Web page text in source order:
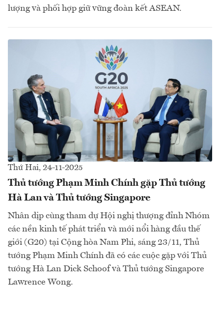
lượng và phối hợp giữ vững đoàn kết ASEAN.
Thứ Hai, 24-11-2025
Thủ tướng Phạm Minh Chính gặp Thủ tướng
Hà Lan và Thủ tướng Singapore
Nhân dịp cùng tham dự Hội nghị thượng đỉnh Nhóm
các nền kinh tế phát triển và mới nổi hàng đầu thế
giới (G20) tại Cộng hòa Nam Phi, sáng 23/11, Thủ
tướng Phạm Minh Chính đã có các cuộc gặp với Thủ
tướng Hà Lan Dick Schoof và Thủ tướng Singapore
Lawrence Wong.